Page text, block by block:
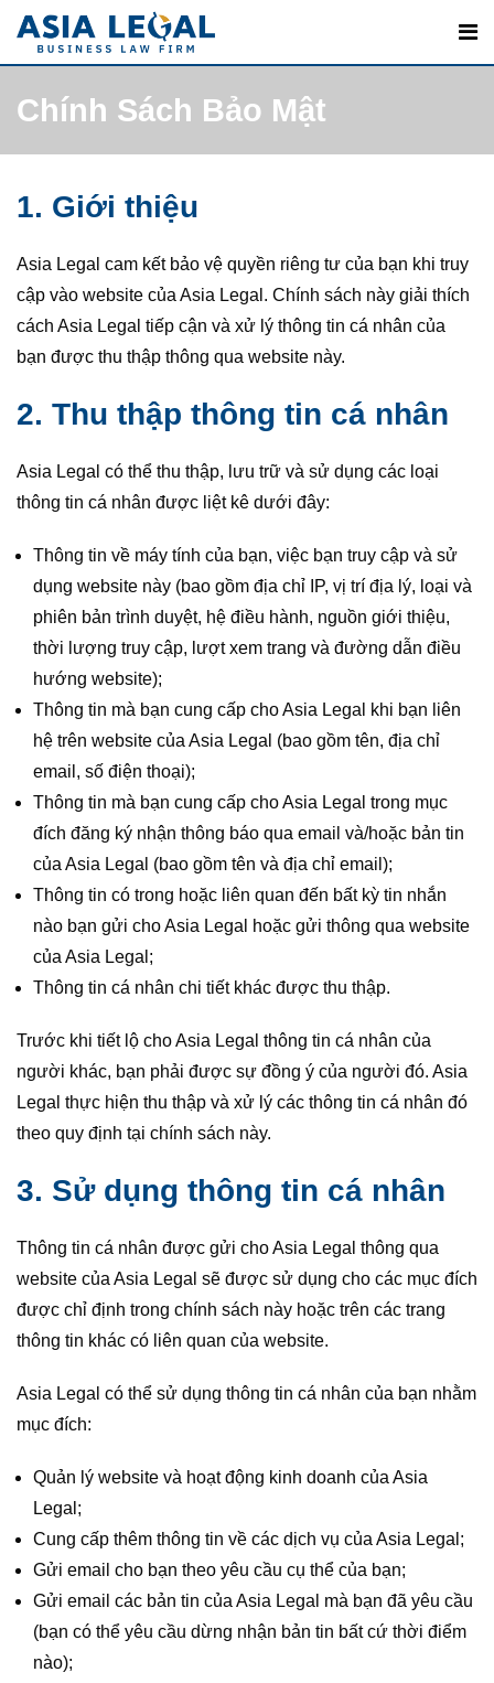
Skip
Chính Sách Bảo Mật
1. Giới thiệu
Asia Legal cam kết bảo vệ quyền riêng tư của bạn khi truy
cập vào website của Asia Legal. Chính sách này giải thích
cách Asia Legal tiếp cận và xử lý thông tin cá nhân của
bạn được thu thập thông qua website này.
2. Thu thập thông tin cá nhân
Asia Legal có thể thu thập, lưu trữ và sử dụng các loại
thông tin cá nhân được liệt kê dưới đây:
Thông tin về máy tính của bạn, việc bạn truy cập và sử
dụng website này (bao gồm địa chỉ IP, vị trí địa lý, loại và
phiên bản trình duyệt, hệ điều hành, nguồn giới thiệu,
thời lượng truy cập, lượt xem trang và đường dẫn điều
hướng website);
Thông tin mà bạn cung cấp cho Asia Legal khi bạn liên
hệ trên website của Asia Legal (bao gồm tên, địa chỉ
email, số điện thoại);
Thông tin mà bạn cung cấp cho Asia Legal trong mục
đích đăng ký nhận thông báo qua email và/hoặc bản tin
của Asia Legal (bao gồm tên và địa chỉ email);
Thông tin có trong hoặc liên quan đến bất kỳ tin nhắn
nào bạn gửi cho Asia Legal hoặc gửi thông qua website
của Asia Legal;
Thông tin cá nhân chi tiết khác được thu thập.
Trước khi tiết lộ cho Asia Legal thông tin cá nhân của
người khác, bạn phải được sự đồng ý của người đó. Asia
Legal thực hiện thu thập và xử lý các thông tin cá nhân đó
theo quy định tại chính sách này.
3. Sử dụng thông tin cá nhân
Thông tin cá nhân được gửi cho Asia Legal thông qua
website của Asia Legal sẽ được sử dụng cho các mục đích
được chỉ định trong chính sách này hoặc trên các trang
thông tin khác có liên quan của website.
Asia Legal có thể sử dụng thông tin cá nhân của bạn nhằm
mục đích:
Quản lý website và hoạt động kinh doanh của Asia
Legal;
Cung cấp thêm thông tin về các dịch vụ của Asia Legal;
Gửi email cho bạn theo yêu cầu cụ thể của bạn;
Gửi email các bản tin của Asia Legal mà bạn đã yêu cầu
(bạn có thể yêu cầu dừng nhận bản tin bất cứ thời điểm
nào);